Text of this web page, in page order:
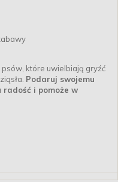
które uwielbiają gryźć
Podaruj swojemu
i pomoże w